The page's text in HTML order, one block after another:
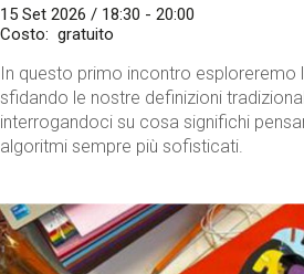
15 Set 2026 / 18:30 - 20:00
Costo
gratuito
In questo primo incontro esploreremo
sfidando le nostre definizioni
interrogandoci su cosa significhi
algoritmi sempre più sofisticati.